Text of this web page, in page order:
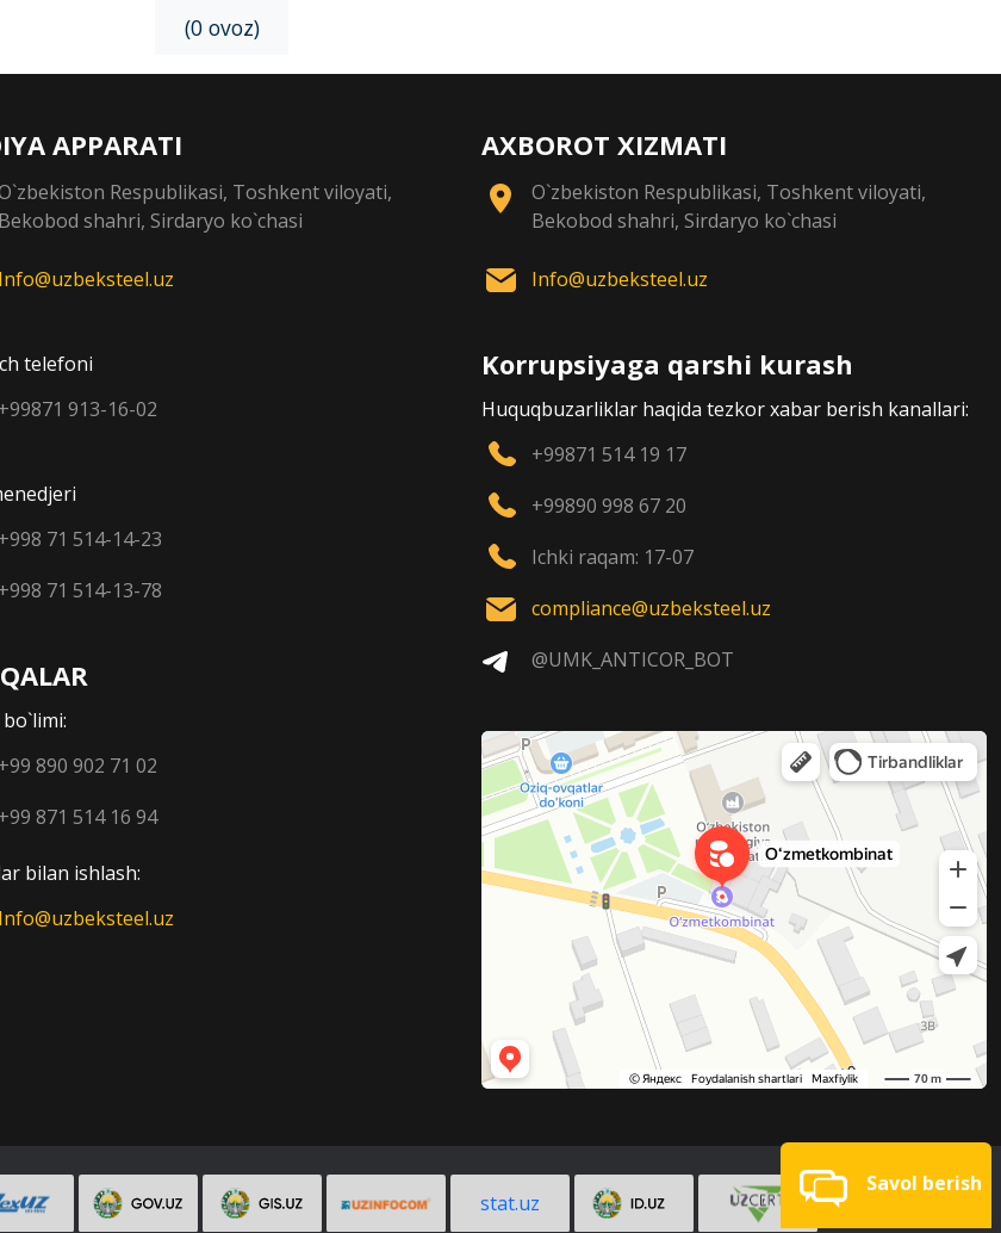
(0 ovoz)
APPARATI
Respublikasi, Toshkent viloyati,
Bekobod shahri, Sirdaryo ko`chasi
Info@uzbeksteel.uz
telefoni
+99871 913-16-02
+998 71 514-14-23
+998 71 514-13-78
+99 890 902 71 02
+99 871 514 16 94
bilan ishlash:
Info@uzbeksteel.uz
AXBOROT XIZMATI
O`zbekiston Respublikasi, Toshkent viloyati,
Bekobod shahri, Sirdaryo ko`chasi
Info@uzbeksteel.uz
Korrupsiyaga qarshi kurash
Huquqbuzarliklar haqida tezkor xabar berish kanallari:
+99871 514 19 17
+99890 998 67 20
Ichki raqam: 17-07
compliance@uzbeksteel.uz
@UMK_ANTICOR_BOT
stat.uz
Savol berish